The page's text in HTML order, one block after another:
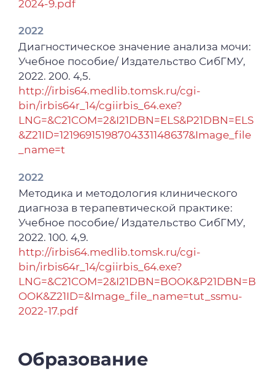
И. Д. Беспалова, В. С. Бощенко, Ю. И.
медицины. – 2021. – Т. 20, № 4. – С. 123-130.
2024-9.pdf
2022
Диагностическое значение анализа мочи:
Учебное пособие/ Издательство СибГМУ,
2022. 200. 4,5.
http://irbis64.medlib.tomsk.ru/cgi-
bin/irbis64r_14/cgiirbis_64.exe?
LNG=&C21COM=2&I21DBN=ELS&P21DBN=ELS
&Z21ID=12196915198704331148637&Image_file
_name=t
2022
Методика и методология клинического
диагноза в терапевтической практике:
Учебное пособие/ Издательство СибГМУ,
2022. 100. 4,9.
http://irbis64.medlib.tomsk.ru/cgi-
bin/irbis64r_14/cgiirbis_64.exe?
LNG=&C21COM=2&I21DBN=BOOK&P21DBN=B
OOK&Z21ID=&Image_file_name=tut_ssmu-
2022-17.pdf
Образование